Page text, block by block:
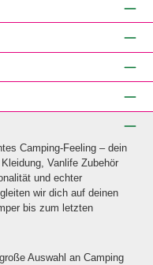
Camping-Feeling – dein
Vanlife Zubehör
und echter
wir dich auf deinen
bis zum letzten
Auswahl an Camping